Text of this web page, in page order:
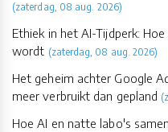
(zaterdag, 08 aug. 2026)
Ethiek in het AI-Tijdperk:
wordt (zaterdag, 08 aug. 2026)
Het geheim achter Google
meer verbruikt dan gepland
Hoe AI en natte labo's